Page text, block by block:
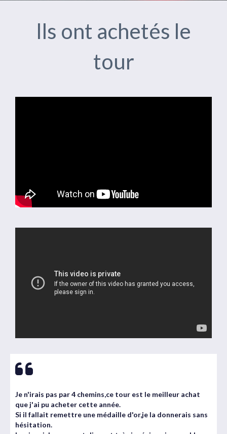
Ils ont achetés le
tour
Je n'irais pas par 4 chemins,ce tour est le meilleur achat
que j'ai pu acheter cette année.
Si il fallait remettre une médaille d'or,je la donnerais sans
hésitation.